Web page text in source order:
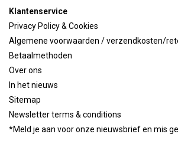
Klantenservice
Privacy Policy & Cookies
Algemene voorwaarden / verzendkosten/
Betaalmethoden
Over ons
In het nieuws
Sitemap
Newsletter terms & conditions
*Meld je aan voor onze nieuwsbrief en mis